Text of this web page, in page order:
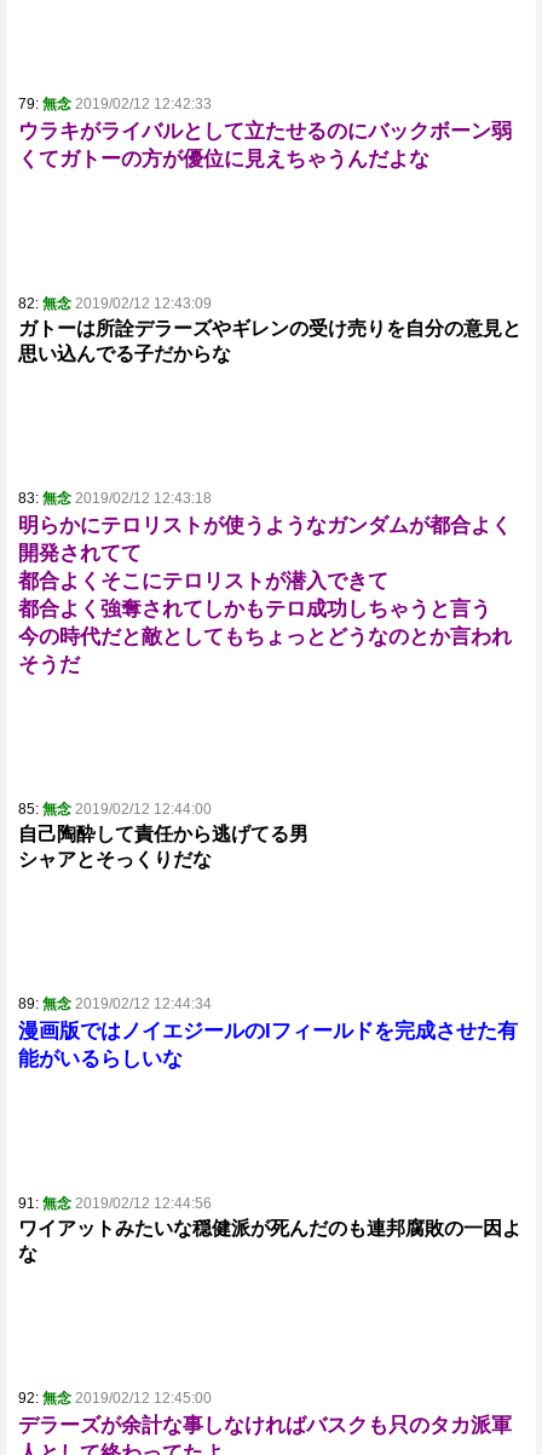
79: 無念 2019/02/12 12:42:33
ウラキがライバルとして立たせるのにバックボーン弱
くてガトーの方が優位に見えちゃうんだよな
82: 無念 2019/02/12 12:43:09
ガトーは所詮デラーズやギレンの受け売りを自分の意見と
思い込んでる子だからな
83: 無念 2019/02/12 12:43:18
明らかにテロリストが使うようなガンダムが都合よく
開発されてて
都合よくそこにテロリストが潜入できて
都合よく強奪されてしかもテロ成功しちゃうと言う
今の時代だと敵としてもちょっとどうなのとか言われ
そうだ
85: 無念 2019/02/12 12:44:00
自己陶酔して責任から逃げてる男
シャアとそっくりだな
89: 無念 2019/02/12 12:44:34
漫画版ではノイエジールのIフィールドを完成させた有
能がいるらしいな
91: 無念 2019/02/12 12:44:56
ワイアットみたいな穏健派が死んだのも連邦腐敗の一因よ
な
92: 無念 2019/02/12 12:45:00
デラーズが余計な事しなければバスクも只のタカ派軍